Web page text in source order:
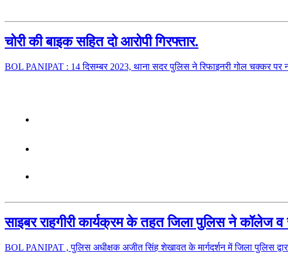
चोरी की बाइक सहित दो आरोपी गिरफ्तार.
BOL PANIPAT : 14 दिसम्बर 2023, थाना सदर पुलिस ने रिफाइनरी गोल चक्कर पर
साइबर राहगीरी कार्यक्रम के तहत जिला पुलिस ने कॉलेज व
BOL PANIPAT , पुलिस अधीक्षक अजीत सिंह शेखावत के मार्गदर्शन में जिला पुलिस